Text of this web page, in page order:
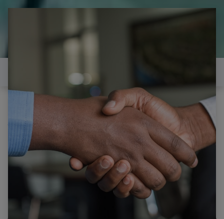
il est temps de
réparer...Electronique 66 est
heureux de vous aider
Tous les produits
PHILIPS 25PF5321/12 CARTE ALIMENTATION 3122
133 32834